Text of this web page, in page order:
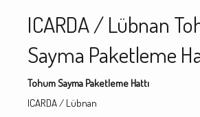
ICARDA / Lübnan
Sayma Paketleme
Tohum Sayma Paketleme Hattı
ICARDA / Lübnan